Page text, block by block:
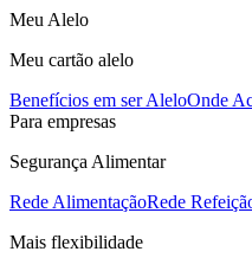
Meu Alelo
Meu cartão alelo
Benefícios em ser AleloOnde
Para empresas
Segurança Alimentar
Rede AlimentaçãoRede
Mais flexibilidade